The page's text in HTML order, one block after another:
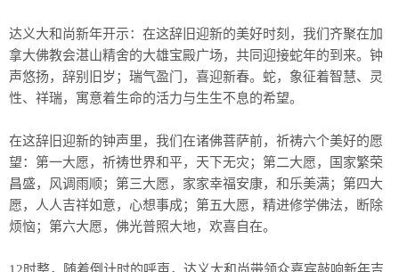
达义大和尚新年开示：在这辞旧迎新的美好时刻，我们齐聚在加
拿大佛教会湛山精舍的大雄宝殿广场，共同迎接蛇年的到来。钟
声悠扬，辞别旧岁；瑞气盈门，喜迎新春。蛇，象征着智慧、灵
性、祥瑞，寓意着生命的活力与生生不息的希望。
在这辞旧迎新的钟声里，我们在诸佛菩萨前，祈祷六个美好的愿
望：第一大愿，祈祷世界和平，天下无灾；第二大愿，国家繁荣
昌盛，风调雨顺；第三大愿，家家幸福安康，和乐美满；第四大
愿，人人吉祥如意，心想事成；第五大愿，精进修学佛法，断除
烦恼；第六大愿，佛光普照大地，欢喜自在。